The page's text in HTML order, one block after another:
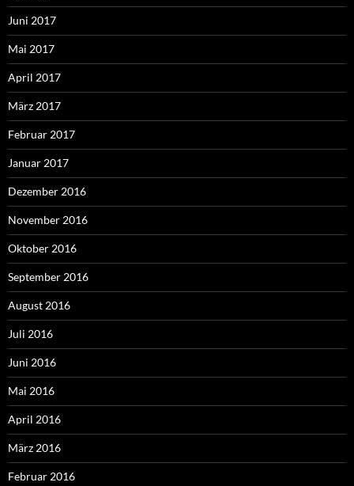
Juni 2017
Mai 2017
April 2017
März 2017
Februar 2017
Januar 2017
Dezember 2016
November 2016
Oktober 2016
September 2016
August 2016
Juli 2016
Juni 2016
Mai 2016
April 2016
März 2016
Februar 2016